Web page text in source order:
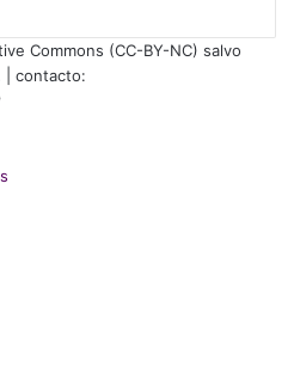
Commons (CC-BY-NC) salvo
| contacto: